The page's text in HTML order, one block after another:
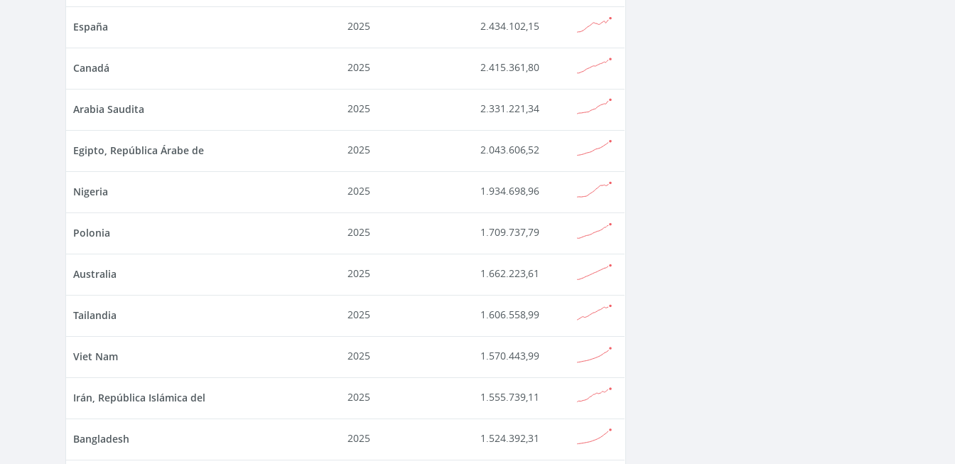
España 2025 2.434.102,15
Canadá 2025 2.415.361,80
Arabia Saudita 2025 2.331.221,34
Egipto, República Árabe de 2025 2.043.606,52
Nigeria 2025 1.934.698,96
Polonia 2025 1.709.737,79
Australia 2025 1.662.223,61
Tailandia 2025 1.606.558,99
Viet Nam 2025 1.570.443,99
Irán, República Islámica del 2025 1.555.739,11
Bangladesh 2025 1.524.392,31